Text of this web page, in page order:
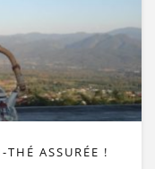
ASSURÉE !